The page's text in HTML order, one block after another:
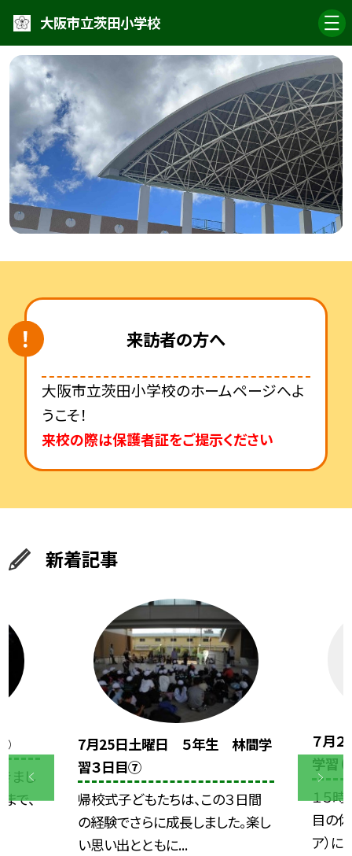
大阪市立茨田小学校
来訪者の方へ
大阪市立茨田小学校のホームページへよ
うこそ！
来校の際は保護者証をご提示ください
新着記事
まし
で、
7月25日土曜日 ５年生 林間学
習３日目⑦
帰校式子どもたちは、この３日間
の経験でさらに成長しました。楽し
い思い出とともに...
７月
学習
１５時
目の
ア）に